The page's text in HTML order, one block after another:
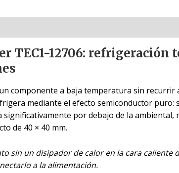
TEC1-12706:
componente a baja temperatura sin
mediante el efecto semiconductor puro:
por debajo de la
de 40 × 40 mm.
sin un disipador de calor en la cara
a la alimentación.